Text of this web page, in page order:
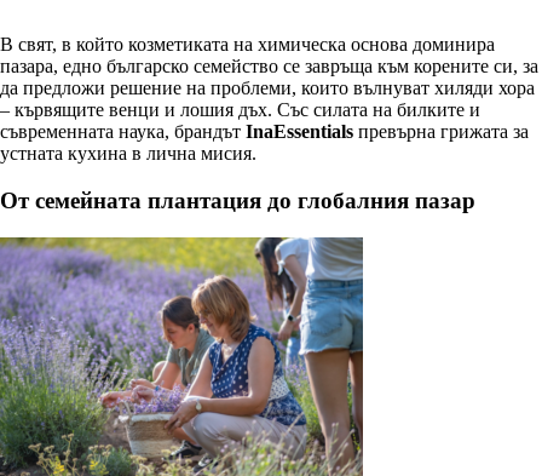
В свят, в който козметиката на химическа основа доминира
пазара, едно българско семейство се завръща към корените си, за
да предложи решение на проблеми, които вълнуват хиляди хора
– кървящите венци и лошия дъх. Със силата на билките и
съвременната наука, брандът InaEssentials превърна грижата за
устната кухина в лична мисия.
От семейната плантация до глобалния пазар